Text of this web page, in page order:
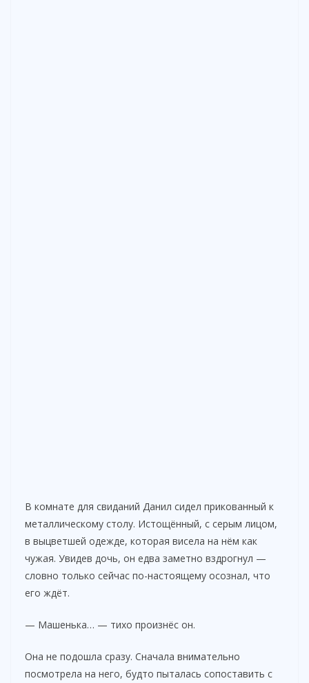
В комнате для свиданий Данил сидел прикованный к
металлическому столу. Истощённый, с серым лицом,
в выцветшей одежде, которая висела на нём как
чужая. Увидев дочь, он едва заметно вздрогнул —
словно только сейчас по-настоящему осознал, что
его ждёт.
— Машенька… — тихо произнёс он.
Она не подошла сразу. Сначала внимательно
посмотрела на него, будто пыталась сопоставить с